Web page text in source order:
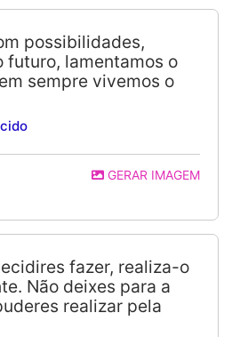
possibilidades,
futuro, lamentamos o
sempre vivemos o
GERAR IMAGEM
fazer, realiza-o
Não deixes para a
realizar pela